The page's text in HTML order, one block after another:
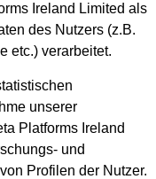
Ireland Limited als
des Nutzers (z.B.
etc.) verarbeitet.
unserer
Platforms Ireland
und
Profilen der Nutzer.